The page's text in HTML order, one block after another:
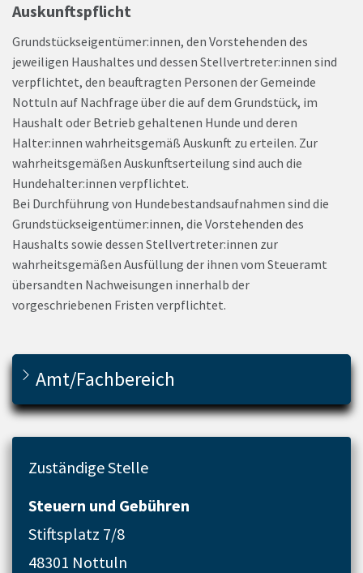
Auskunftspflicht
Grundstückseigentümer:innen, den Vorstehenden des
jeweiligen Haushaltes und dessen Stellvertreter:innen sind
verpflichtet, den beauftragten Personen der Gemeinde
Nottuln auf Nachfrage über die auf dem Grundstück, im
Haushalt oder Betrieb gehaltenen Hunde und deren
Halter:innen wahrheitsgemäß Auskunft zu erteilen. Zur
wahrheitsgemäßen Auskunftserteilung sind auch die
Hundehalter:innen verpflichtet.
Bei Durchführung von Hundebestandsaufnahmen sind die
Grundstückseigentümer:innen, die Vorstehenden des
Haushalts sowie dessen Stellvertreter:innen zur
wahrheitsgemäßen Ausfüllung der ihnen vom Steueramt
übersandten Nachweisungen innerhalb der
vorgeschriebenen Fristen verpflichtet.
Amt/Fachbereich
Zuständige Stelle
Steuern und Gebühren
Stiftsplatz 7/8
48301 Nottuln